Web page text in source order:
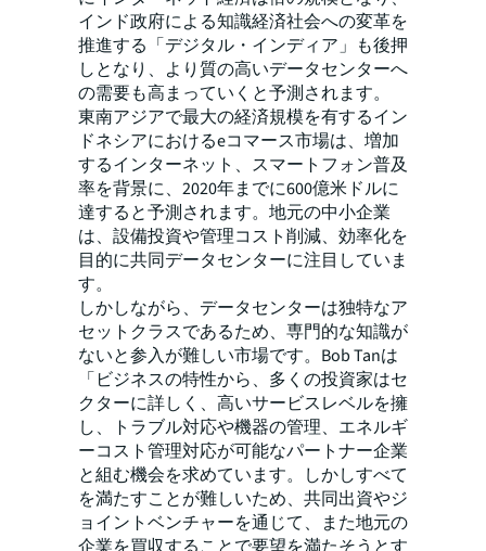
インド政府による知識経済社会への変革を
推進する「デジタル・インディア」も後押
しとなり、より質の高いデータセンターへ
の需要も高まっていくと予測されます。
東南アジアで最大の経済規模を有するイン
ドネシアにおけるeコマース市場は、増加
するインターネット、スマートフォン普及
率を背景に、2020年までに600億米ドルに
達すると予測されます。地元の中小企業
は、設備投資や管理コスト削減、効率化を
目的に共同データセンターに注目していま
す。
しかしながら、データセンターは独特なア
セットクラスであるため、専門的な知識が
ないと参入が難しい市場です。Bob Tanは
「ビジネスの特性から、多くの投資家はセ
クターに詳しく、高いサービスレベルを擁
し、トラブル対応や機器の管理、エネルギ
ーコスト管理対応が可能なパートナー企業
と組む機会を求めています。しかしすべて
を満たすことが難しいため、共同出資やジ
ョイントベンチャーを通じて、また地元の